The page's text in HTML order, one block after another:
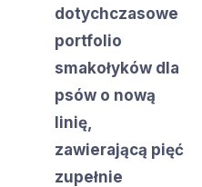
dotychczasowe
portfolio
smakołyków dla
psów o nową
linię,
zawierającą pięć
zupełnie